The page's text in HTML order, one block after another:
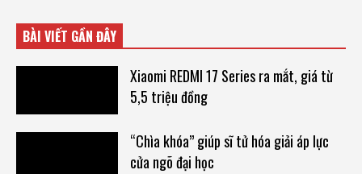
BÀI VIẾT GẦN ĐÂY
Xiaomi REDMI 17 Series ra mắt, giá từ
5,5 triệu đồng
“Chìa khóa” giúp sĩ tử hóa giải áp lực
cửa ngõ đại học